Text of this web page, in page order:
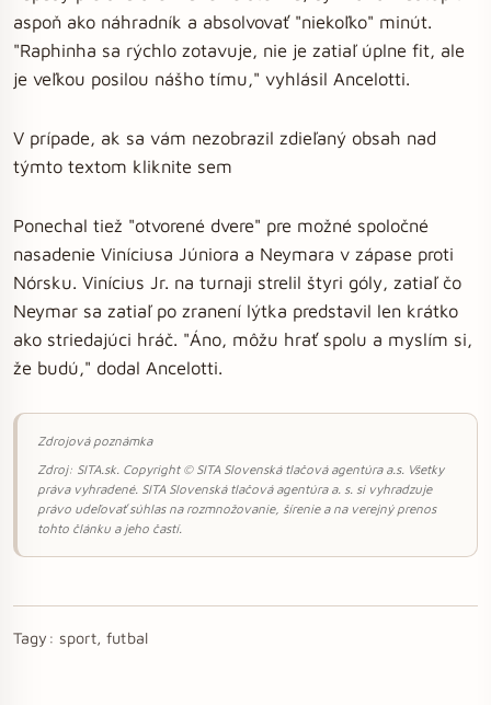
aspoň ako náhradník a absolvovať "niekoľko" minút.
"Raphinha sa rýchlo zotavuje, nie je zatiaľ úplne fit, ale
je veľkou posilou nášho tímu," vyhlásil Ancelotti.
V prípade, ak sa vám nezobrazil zdieľaný obsah nad
týmto textom kliknite sem
Ponechal tiež "otvorené dvere" pre možné spoločné
nasadenie Viníciusa Júniora a Neymara v zápase proti
Nórsku. Vinícius Jr. na turnaji strelil štyri góly, zatiaľ čo
Neymar sa zatiaľ po zranení lýtka predstavil len krátko
ako striedajúci hráč. "Áno, môžu hrať spolu a myslím si,
že budú," dodal Ancelotti.
Zdrojová poznámka
Zdroj: SITA.sk. Copyright © SITA Slovenská tlačová agentúra a.s. Všetky
práva vyhradené. SITA Slovenská tlačová agentúra a. s. si vyhradzuje
právo udeľovať súhlas na rozmnožovanie, šírenie a na verejný prenos
tohto článku a jeho častí.
Tagy: sport, futbal